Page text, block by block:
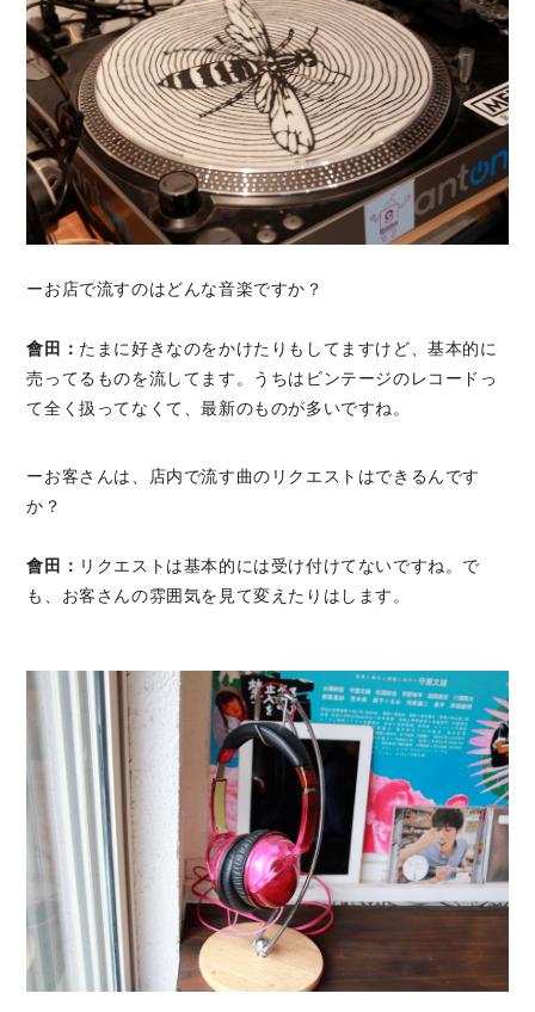
ーお店で流すのはどんな音楽ですか？
會田： たまに好きなのをかけたりもしてますけど、基本的に
売ってるものを流してます。うちはビンテージのレコードっ
て全く扱ってなくて、最新のものが多いですね。
ーお客さんは、店内で流す曲のリクエストはできるんです
か？
會田： リクエストは基本的には受け付けてないですね。で
も、お客さんの雰囲気を見て変えたりはします。